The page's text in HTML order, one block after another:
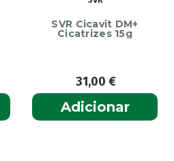
SVR Cicavit DM+
Cicatrizes 15g
31,00€
Adicionar